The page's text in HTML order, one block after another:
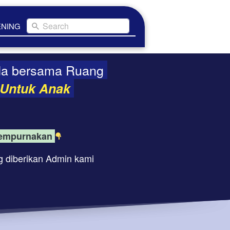
Search
bersama Ruang
Anak
diberikan Admin kami